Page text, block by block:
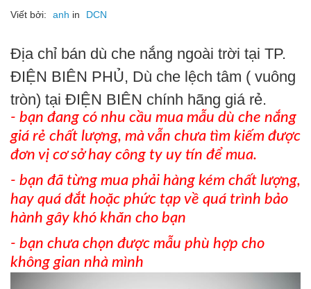
Viết bởi: anh in DCN
Địa chỉ bán dù che nắng ngoài trời tại TP.
ĐIỆN BIÊN PHỦ, Dù che lệch tâm ( vuông
tròn) tại ĐIỆN BIÊN chính hãng giá rẻ.
- bạn đang có nhu cầu mua mẫu dù che nắng
giá rẻ chất lượng, mà vẫn chưa tìm kiếm được
đơn vị cơ sở hay công ty uy tín để mua.
- bạn đã từng mua phải hàng kém chất lượng,
hay quá đắt hoặc phức tạp về quá trình bảo
hành gây khó khăn cho bạn
- bạn chưa chọn được mẫu phù hợp cho
không gian nhà mình